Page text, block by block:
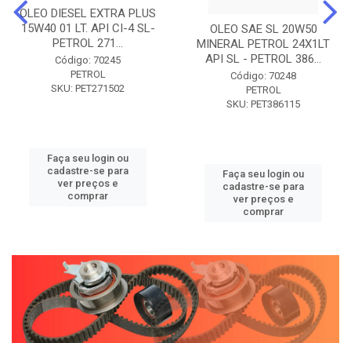
OLEO DIESEL EXTRA PLUS
15W40 01 LT. API CI-4 SL-
PETROL 271...
Código: 70245
PETROL
SKU: PET271502
Faça seu login ou
cadastre-se para
ver preços e
comprar
OLEO SAE SL 20W50
MINERAL PETROL 24X1LT
API SL - PETROL 386...
Código: 70248
PETROL
SKU: PET386115
Faça seu login ou
cadastre-se para
ver preços e
comprar